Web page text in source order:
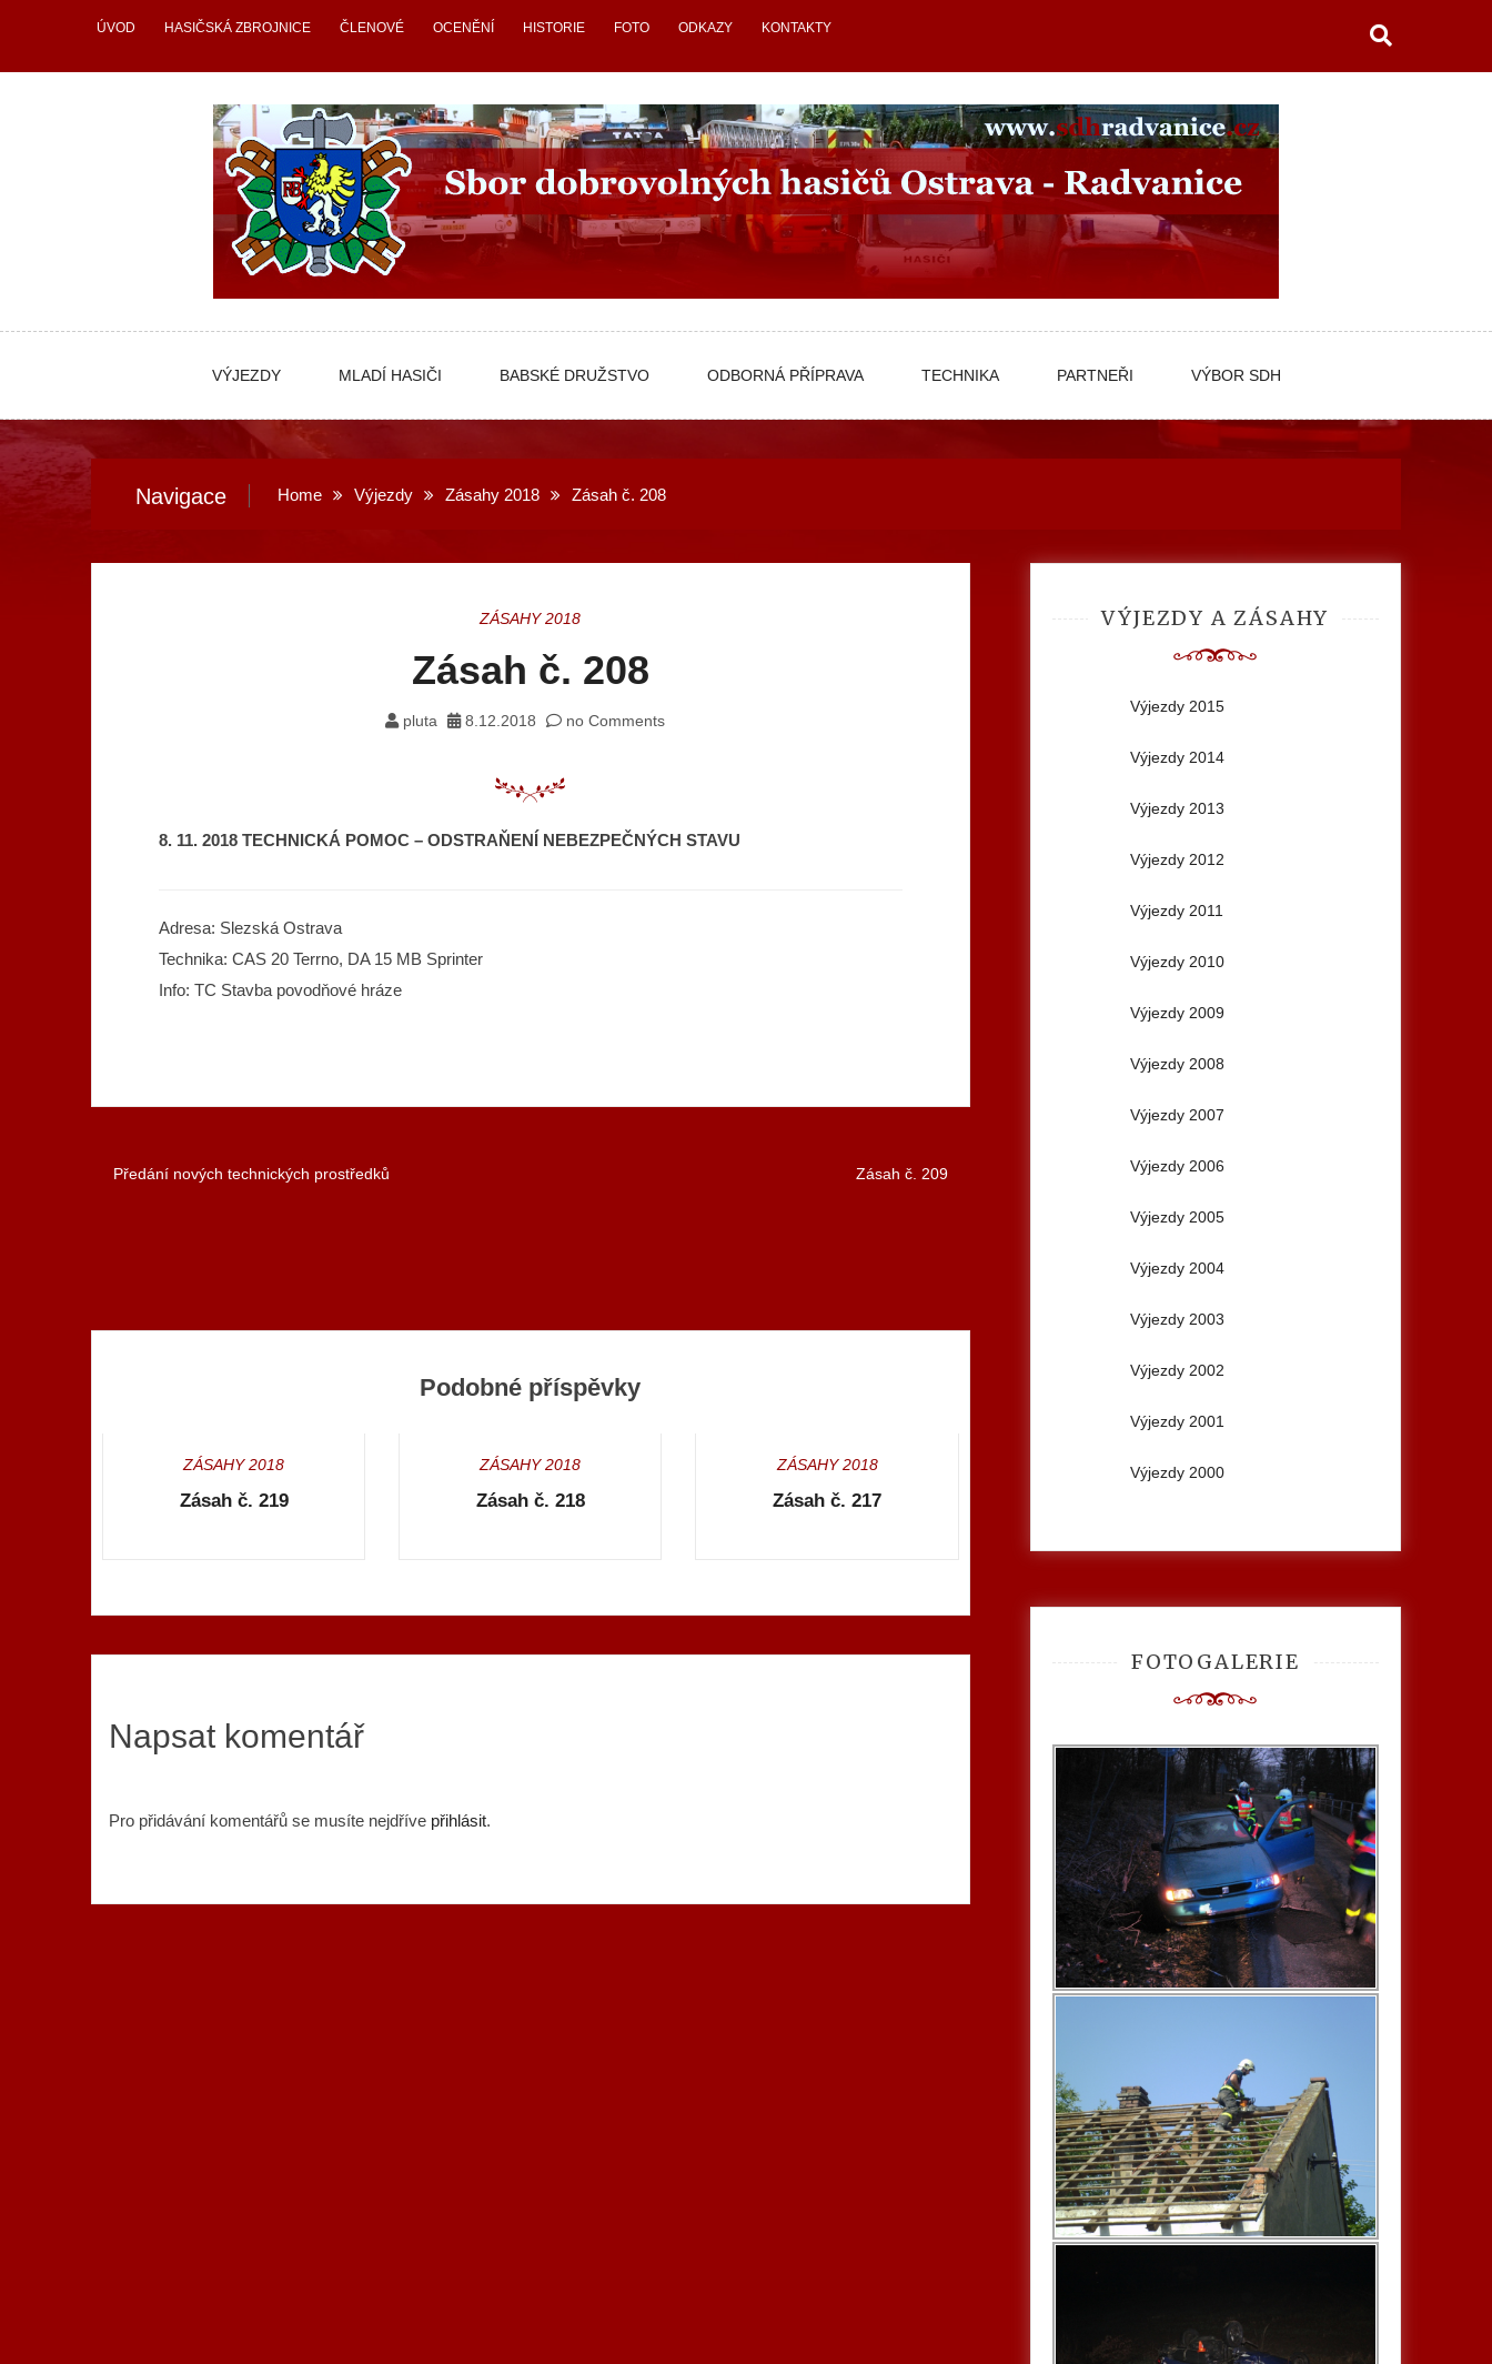
ÚVOD HASIČSKÁ ZBROJNICE ČLENOVÉ OCENĚNÍ HISTORIE FOTO ODKAZY KONTAKTY
VÝJEZDY MLADÍ HASIČI BABSKÉ DRUŽSTVO ODBORNÁ PŘÍPRAVA TECHNIKA PARTNEŘI VÝBOR SDH
Navigace Home Výjezdy Zásahy 2018 Zásah č. 208
ZÁSAHY 2018
Zásah č. 208
pluta 8.12.2018 no Comments
8. 11. 2018 TECHNICKÁ POMOC – ODSTRAŇENÍ NEBEZPEČNÝCH STAVU
Adresa: Slezská Ostrava
Technika: CAS 20 Terrno, DA 15 MB Sprinter
Info: TC Stavba povodňové hráze
Předání nových technických prostředků Zásah č. 209
Podobné příspěvky
ZÁSAHY 2018
Zásah č. 219
ZÁSAHY 2018
Zásah č. 218
ZÁSAHY 2018
Zásah č. 217
Napsat komentář
Pro přidávání komentářů se musíte nejdříve přihlásit.
VÝJEZDY A ZÁSAHY
Výjezdy 2015
Výjezdy 2014
Výjezdy 2013
Výjezdy 2012
Výjezdy 2011
Výjezdy 2010
Výjezdy 2009
Výjezdy 2008
Výjezdy 2007
Výjezdy 2006
Výjezdy 2005
Výjezdy 2004
Výjezdy 2003
Výjezdy 2002
Výjezdy 2001
Výjezdy 2000
FOTOGALERIE